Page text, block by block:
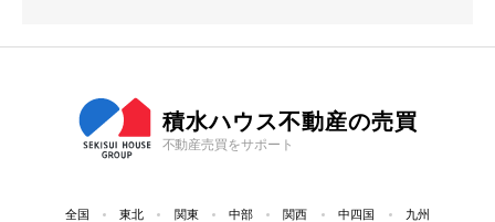
積水ハウス不動産の売買
不動産売買をサポート
全国 東北 関東 中部 関西 中四国 九州